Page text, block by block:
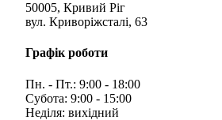
50005, Кривий Ріг
вул. Криворіжсталі, 63
Графік роботи
Пн. - Пт.: 9:00 - 18:00
Субота: 9:00 - 15:00
Неділя: вихідний